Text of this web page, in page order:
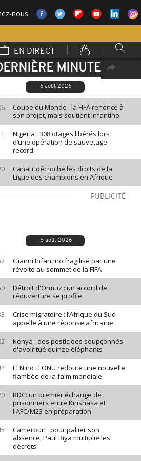
nous
EN DIRECT
MINUTE
6 août 2026
Coupe du Monde : la FIFA renonce à
son projet, mais soutient Infantino
Nigeria : 308 otages libérés lors
d’une opération de sauvetage
record
Canal+ décroche les droits de la
Ligue des champions en Afrique
PUBLICITÉ
5 août 2026
Gianni Infantino fragilisé par une
révolte au sommet de la FIFA
Détroit d'Ormuz : un accord de
réouverture se profile
Crise migratoire : l’Afrique du Sud
appelle à une réponse africaine
Kenya : des pesticides soupçonnés
d'avoir tué quinze éléphants
El Niño : l'ONU redoute une nouvelle
flambée de la faim mondiale
RDC: un premier échange de
prisonniers entre Kinshasa et
l'AFC/M23 en préparation
Cameroun : pour pallier son
absence, Paul Biya multiplie les
décrets